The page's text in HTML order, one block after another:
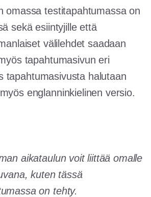
omassa testitapahtumassa on
sekä esiintyjille että
välilehdet saadaan
tapahtumasivun eri
tapahtumasivusta halutaan
englanninkielinen versio.
aikataulun voit liittää omalle
kuten tässä
on tehty.